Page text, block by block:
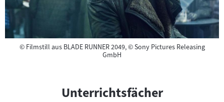
©Copyright
Filmstill aus BLADE RUNNER 2049, © Sony Pictures Releasing
GmbH
Unterrichtsfächer